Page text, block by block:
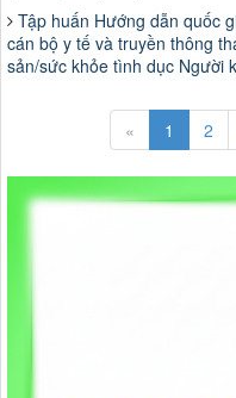
Tập huấn Hướng dẫn quốc
cán bộ y tế và truyền thông
sản/sức khỏe tình dục Người
« 1 2